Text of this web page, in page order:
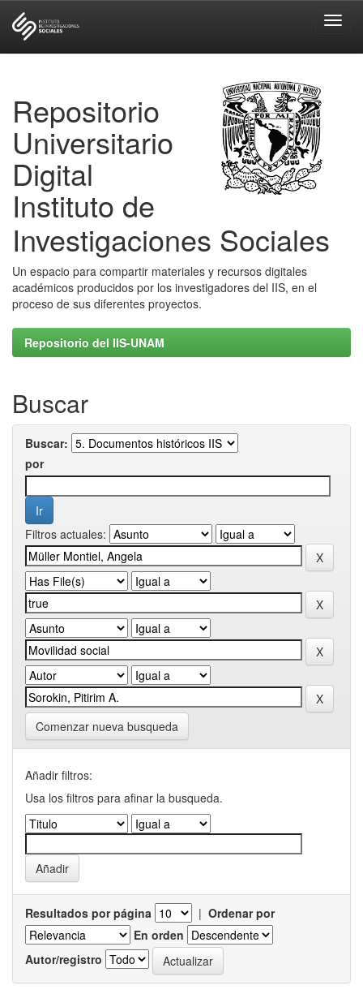
Repositorio
Universitario
Digital
Instituto de
Investigaciones Sociales
Un espacio para compartir materiales y recursos digitales
académicos producidos por los investigadores del IIS, en el
proceso de sus diferentes proyectos.
Repositorio del IIS-UNAM
Buscar
Buscar:
por
Filtros actuales:
Comenzar nueva busqueda
Añadir filtros:
Usa los filtros para afinar la busqueda.
Resultados por página | Ordenar por
En orden
Autor/registro